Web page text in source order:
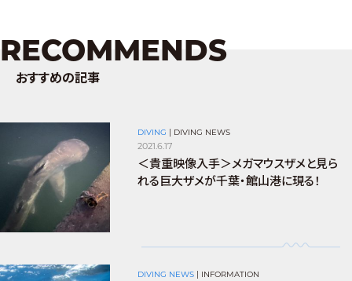
RECOMMENDS
おすすめの記事
DIVING | DIVING NEWS
2021.6.17
＜貴重映像入手＞メガマウスザメと見ら
れる巨大ザメが千葉・館山港に現る！
DIVING NEWS | INFORMATION